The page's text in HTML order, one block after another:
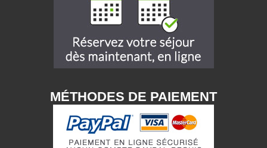
MÉTHODES DE PAIEMENT